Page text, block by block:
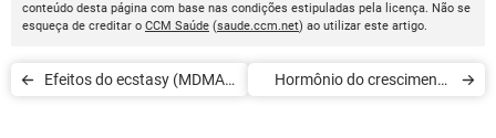
conteúdo desta página com base nas condições estipuladas pela licença. Não se
esqueça de creditar o CCM Saúde (saude.ccm.net) ao utilizar este artigo.
Efeitos do ecstasy (MDMA)
Hormônio do crescimento